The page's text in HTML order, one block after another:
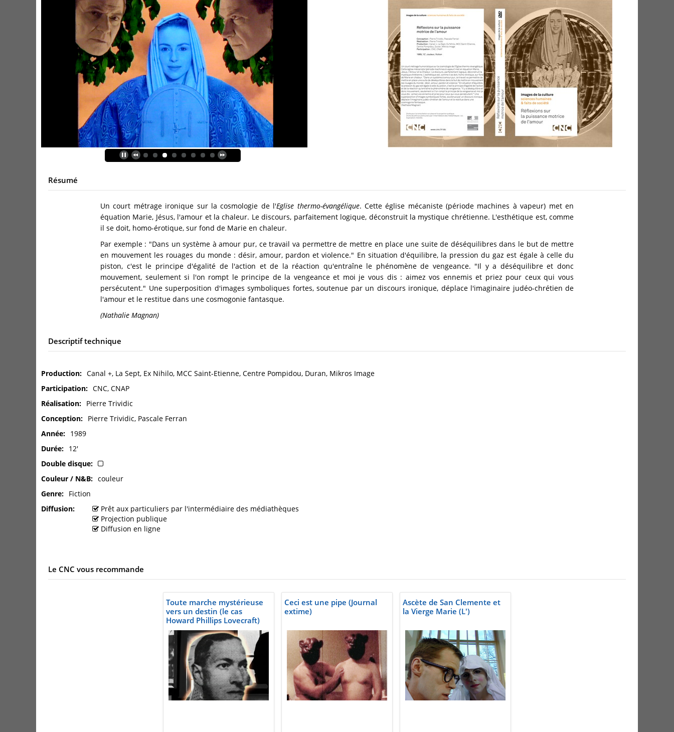
Résumé
Un court métrage ironique sur la cosmologie de l'Eglise thermo-évangélique. Cette église mécaniste (période machines à vapeur) met en
équation Marie, Jésus, l'amour et la chaleur. Le discours, parfaitement logique, déconstruit la mystique chrétienne. L'esthétique est, comme
il se doit, homo-érotique, sur fond de Marie en chaleur.
Par exemple : "Dans un système à amour pur, ce travail va permettre de mettre en place une suite de déséquilibres dans le but de mettre
en mouvement les rouages du monde : désir, amour, pardon et violence." En situation d'équilibre, la pression du gaz est égale à celle du
piston, c'est le principe d'égalité de l'action et de la réaction qu'entraîne le phénomène de vengeance. "Il y a déséquilibre et donc
mouvement, seulement si l'on rompt le principe de la vengeance et moi je vous dis : aimez vos ennemis et priez pour ceux qui vous
persécutent." Une superposition d'images symboliques fortes, soutenue par un discours ironique, déplace l'imaginaire judéo-chrétien de
l'amour et le restitue dans une cosmogonie fantasque.
(Nathalie Magnan)
Descriptif technique
Production
Canal +, La Sept, Ex Nihilo, MCC Saint-Etienne, Centre Pompidou, Duran, Mikros Image
Participation
CNC, CNAP
Réalisation
Pierre Trividic
Conception
Pierre Trividic, Pascale Ferran
Année
1989
Durée
12'
Double disque
Couleur / N&B
couleur
Genre
Fiction
Diffusion
Prêt aux particuliers par l'intermédiaire des médiathèques
Projection publique
Diffusion en ligne
Le CNC vous recommande
Toute marche mystérieuse
vers un destin (le cas
Howard Phillips Lovecraft)
Ceci est une pipe (Journal
extime)
Ascète de San Clemente et
la Vierge Marie (L')